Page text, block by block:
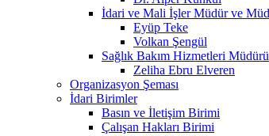
İdari ve Mali İşler Müdür ve
Eyüp Teke
Volkan Şengül
Sağlık Bakım Hizmetleri Müdürü
Zeliha Ebru Elveren
Organizasyon Şeması
İdari Birimler
Basın ve İletişim Birimi
Çalışan Hakları Birimi